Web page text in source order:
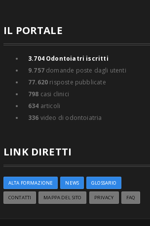
IL PORTALE
3.704Odontoiatri iscritti
9.757domande poste dagli utenti
77.620 risposte pubblicate
798 casi clinici
634 articoli
336 video di odontoiatria
LINK DIRETTI
ALTA FORMAZIONE NEWS GLOSSARIO
CONTATTI MAPPA DEL SITO PRIVACY FAQ